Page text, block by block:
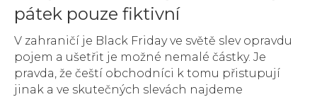
pátek pouze fiktivní
V zahraničí je Black Friday ve světě slev opravdu
pojem a ušetřit je možné nemalé částky. Je
pravda, že čeští obchodníci k tomu přistupují
jinak a ve skutečných slevách najdeme